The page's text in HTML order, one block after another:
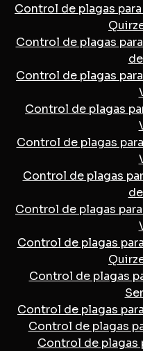
Control de plagas
Control de plagas
Control de plagas
Control de plagas
Control de plagas
Control de plagas
Control de plagas
Control de plagas
Control de plagas
Control de plagas
Control de plagas
Control de plagas